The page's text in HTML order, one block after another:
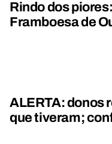
Rindo dos
Framboesa de
ALERTA: donos
que tiveram;